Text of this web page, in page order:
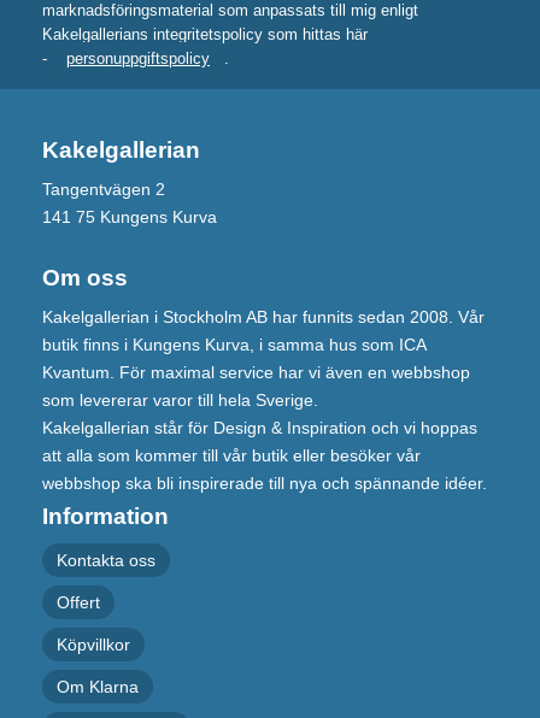
marknadsföringsmaterial som anpassats till mig enligt
Kakelgallerians integritetspolicy som hittas här
-
personuppgiftspolicy .
Kakelgallerian
Tangentvägen 2
141 75 Kungens Kurva
Om oss
Kakelgallerian i Stockholm AB har funnits sedan 2008. Vår
butik finns i Kungens Kurva, i samma hus som ICA
Kvantum. För maximal service har vi även en webbshop
som levererar varor till hela Sverige.
Kakelgallerian står för Design & Inspiration och vi hoppas
att alla som kommer till vår butik eller besöker vår
webbshop ska bli inspirerade till nya och spännande idéer.
Information
Kontakta oss
Offert
Köpvillkor
Om Klarna